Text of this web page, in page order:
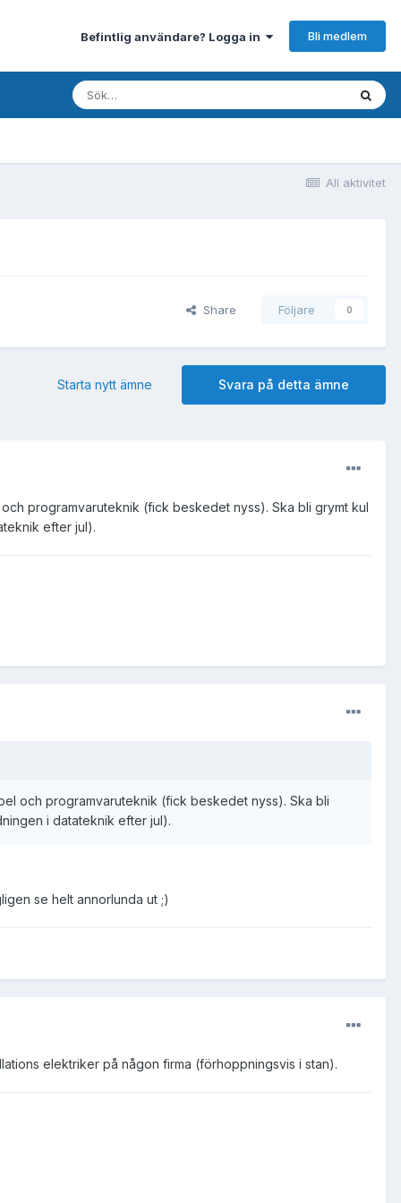
Befintlig användare? Logga in Bli medlem
All aktivitet
Share Följare 0
Svara på detta ämne
Starta nytt ämne
programvaruteknik (fick beskedet nyss). Ska bli grymt kul
efter jul).
och programvaruteknik (fick beskedet nyss). Ska bli
i datateknik efter jul).
se helt annorlunda ut ;)
elektriker på någon firma (förhoppningsvis i stan).